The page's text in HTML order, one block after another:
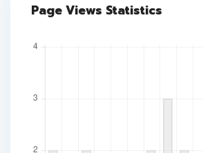
Page Views Statistics